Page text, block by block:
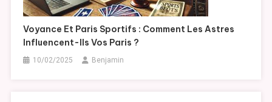
Voyance Et Paris Sportifs : Comment Les Astres
Influencent-Ils Vos Paris ?
10/02/2025 Benjamin